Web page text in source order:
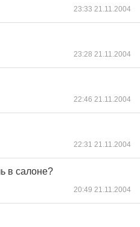
23:33 21.11.2004
23:28 21.11.2004
22:46 21.11.2004
22:31 21.11.2004
в салоне?
20:49 21.11.2004